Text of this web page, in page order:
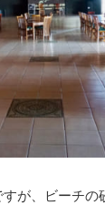
が、ビーチの